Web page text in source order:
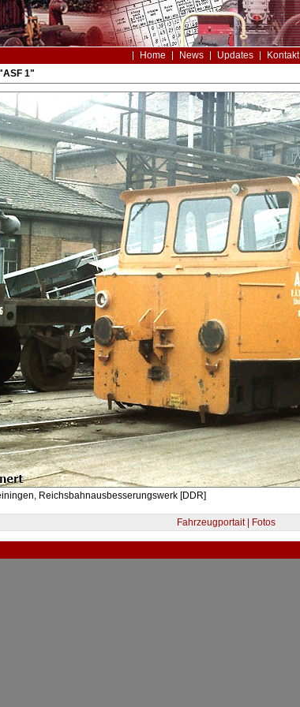
Home News Updates Kontakt
1"
Reichsbahnausbesserungswerk [DDR]
Fahrzeugportait | Fotos